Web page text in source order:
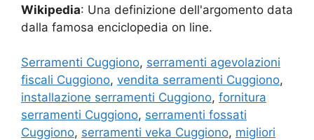
Wikipedia: Una definizione dell'argomento data
dalla famosa enciclopedia on line.
Serramenti Cuggiono, serramenti agevolazioni
fiscali Cuggiono, vendita serramenti Cuggiono,
installazione serramenti Cuggiono, fornitura
serramenti Cuggiono, serramenti fossati
Cuggiono, serramenti veka Cuggiono, migliori